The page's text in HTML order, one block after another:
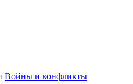
Войны и конфликты